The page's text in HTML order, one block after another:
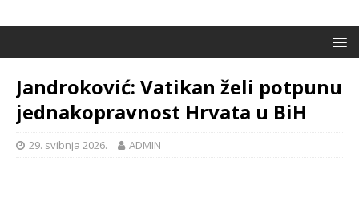
Jandroković: Vatikan želi potpunu
jednakopravnost Hrvata u BiH
29. svibnja 2026. ADMIN